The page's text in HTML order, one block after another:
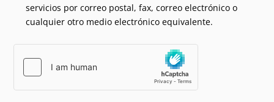
servicios por correo postal, fax, correo electrónico o
cualquier otro medio electrónico equivalente.